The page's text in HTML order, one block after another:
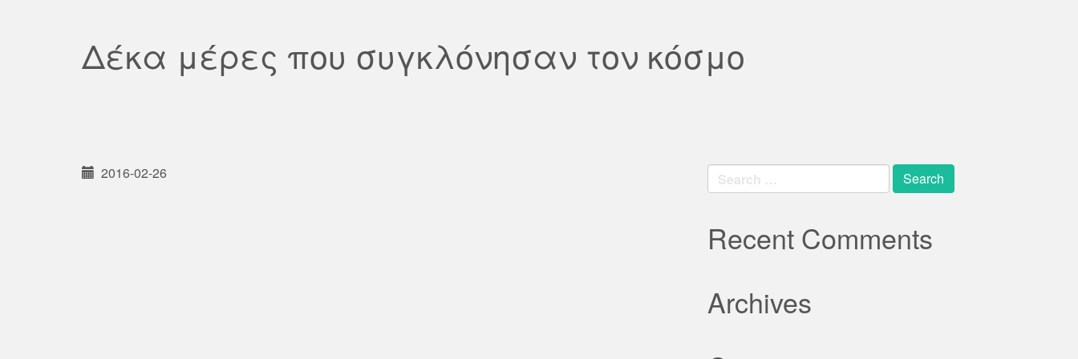
Δέκα μέρες που συγκλόνησαν τον κόσμο
2016-02-26
Search
for:
Recent Comments
Archives